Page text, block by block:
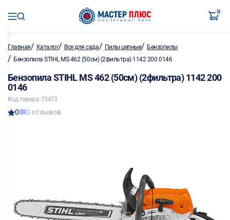
0
Главная/ Каталог/ Все для сада/ Пилы цепные/ Бензопилы
/ Бензопила STIHL MS 462 (50см) (2фильтра) 1142 200 0146
Бензопила STIHL MS 462 (50см) (2фильтра) 1142 200
0146
Код товара: 73473
0 0 отзывов